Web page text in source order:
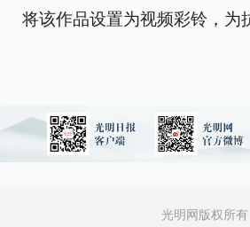
将该作品设置为视频彩铃，为
光明网版权所有